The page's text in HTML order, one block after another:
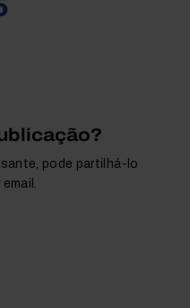
pode partilhá-lo